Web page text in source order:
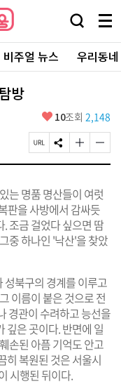
검
창
열
기
메
뉴
전
체
보
비주얼 뉴스 우리동
방
좋
요
10조회 2,148
페
이
R
L
복
사
S
N
유
하
기
글
자
크
게
변
경
하
글
자
작
게
변
경
하
는 명품 명산들이 여럿
판을 사방에서 감싸듯
. 조금 걸었다 싶으면 땀
중 하나인 '낙산'을 찾았
성북구의 경계를 이루고
이름이 붙은 것으로 전
경관이 수려하고 능선을
깊은 곳이다. 반면에 일
손된 아픔 기억도 안고
히 복원된 것은 서울시
시행된 뒤이다.